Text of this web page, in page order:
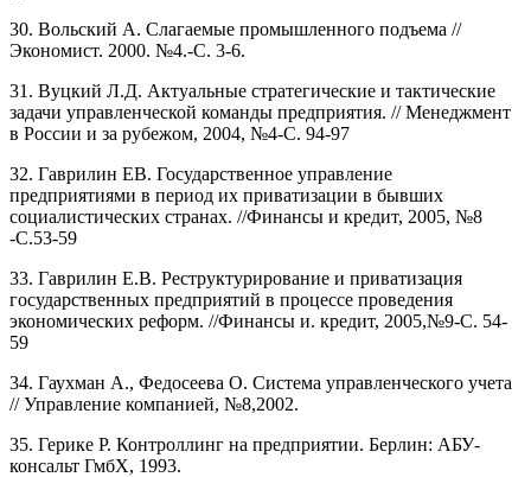
30. Вольский А. Слагаемые промышленного подъема //
Экономист. 2000. №4.-С. 3-6.
31. Вуцкий Л.Д. Актуальные стратегические и тактические
задачи управленческой команды предприятия. // Менеджмент
в России и за рубежом, 2004, №4-С. 94-97
32. Гаврилин ЕВ. Государственное управление
предприятиями в период их приватизации в бывших
социалистических странах. //Финансы и кредит, 2005, №8
-С.53-59
33. Гаврилин Е.В. Реструктурирование и приватизация
государственных предприятий в процессе проведения
экономических реформ. //Финансы и. кредит, 2005,№9-С. 54-
59
34. Гаухман А., Федосеева О. Система управленческого учета
// Управление компанией, №8,2002.
35. Герике Р. Контроллинг на предприятии. Берлин: АБУ-
консальт ГмбХ, 1993.